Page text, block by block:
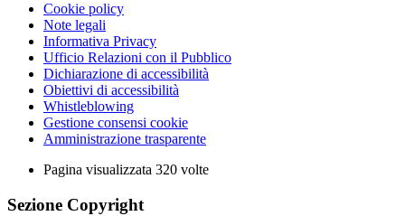
Cookie policy
Note legali
Informativa Privacy
Ufficio Relazioni con il Pubblico
Dichiarazione di accessibilità
Obiettivi di accessibilità
Whistleblowing
Gestione consensi cookie
Amministrazione trasparente
Pagina visualizzata 320 volte
Sezione Copyright